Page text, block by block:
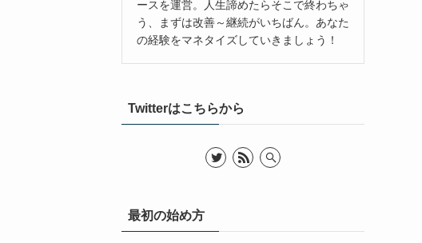
ースを運営。人生諦めたらそこで終わちゃ
う、まずは改善～継続がいちばん。あなた
の経験をマネタイズしていきましょう！
Twitterはこちらから
最初の始め方